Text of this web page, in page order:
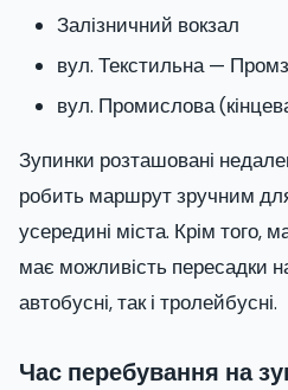
Залізничний вокзал
вул. Текстильна —
вул. Промислова
Зупинки розташовані
робить маршрут зручним
усередині міста. Крім того,
має можливість пересадки
автобусні, так і тролейбусні.
Час перебування на